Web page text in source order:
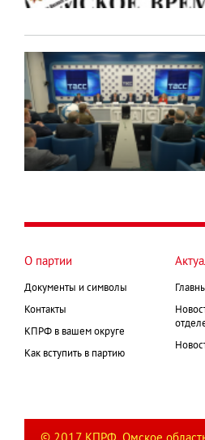
О партии
Документы и символы
Контакты
КПРФ в вашем округе
Как вступить в партию